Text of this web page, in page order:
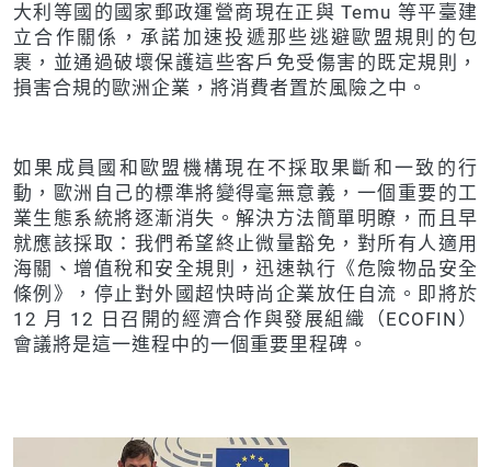
大利等國的國家郵政運營商現在正與 Temu 等平臺建
立合作關係，承諾加速投遞那些逃避歐盟規則的包
裹，並通過破壞保護這些客戶免受傷害的既定規則，
損害合規的歐洲企業，將消費者置於風險之中。
如果成員國和歐盟機構現在不採取果斷和一致的行
動，歐洲自己的標準將變得毫無意義，一個重要的工
業生態系統將逐漸消失。解決方法簡單明瞭，而且早
就應該採取：我們希望終止微量豁免，對所有人適用
海關、增值稅和安全規則，迅速執行《危險物品安全
條例》，停止對外國超快時尚企業放任自流。即將於
12 月 12 日召開的經濟合作與發展組織（ECOFIN）
會議將是這一進程中的一個重要里程碑。